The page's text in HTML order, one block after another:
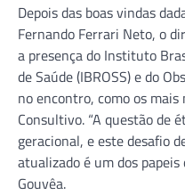
Depois das boas vindas
Fernando Ferrari Neto, o
a presença do Instituto
de Saúde (IBROSS) e do
no encontro, como os
Consultivo. “A questão de
geracional, e este desafio
atualizado é um dos papeis
Gouvêa.